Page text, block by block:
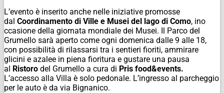
L’evento è inserito anche nelle iniziative promosse
dal Coordinamento di Ville e Musei del lago di Como, ino
ccasione della giornata mondiale dei Musei. Il Parco del
Grumello sarà aperto come ogni domenica dalle 9 alle 18,
con possibilità di rilassarsi tra i sentieri fioriti, ammirare
glicini e azalee in piena fioritura e gustare una pausa
al Ristoro del Grumello a cura di Pris food&events.
L’accesso alla Villa è solo pedonale. L’ingresso al parcheggio
per le auto è da via Bignanico.